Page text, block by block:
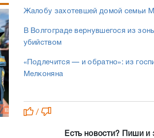
Жалобу захотевшей домой семьи
В Волгограде вернувшегося из
убийством
«Подлечится — и обратно»: из
Мелконяна
/
Есть новости? Пиши